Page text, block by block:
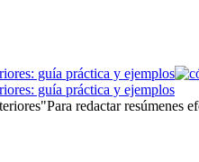
guía práctica y ejemplos
guía práctica y ejemplos
redactar resúmenes